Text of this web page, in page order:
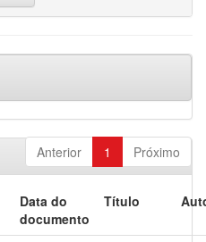
Anterior 1 Próximo
Data do
documento
Título